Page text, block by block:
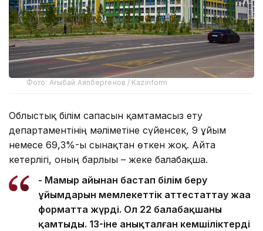
Фото: Ағыбай Аяпбергенов / Kazinform
Облыстық білім сапасын қамтамасыз ету
департаментінің мәліметіне сүйенсек, 9 ұйым
немесе 69,3%-ы сынақтан өткен жоқ. Айта
кетерлігі, оның барлығы – жеке балабақша.
- Мамыр айынан бастап білім беру
ұйымдарын мемлекеттік аттестаттау жаңа
форматта жүрді. Ол 22 балабақшаны
қамтыды. 13-іне анықталған кемшіліктерді